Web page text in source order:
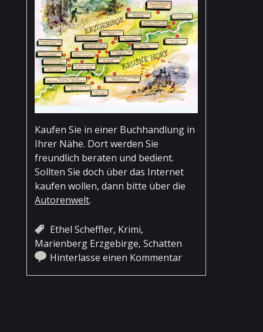
Kaufen Sie in einer Buchhandlung in
Ihrer Nähe. Dort werden Sie
freundlich beraten und bedient.
Sollten Sie doch über das Internet
kaufen wollen, dann bitte über die
Autorenwelt.
Ethel Scheffler, Krimi,
Marienberg Erzgebirge,Schatten
Hinterlasse einen Kommentar